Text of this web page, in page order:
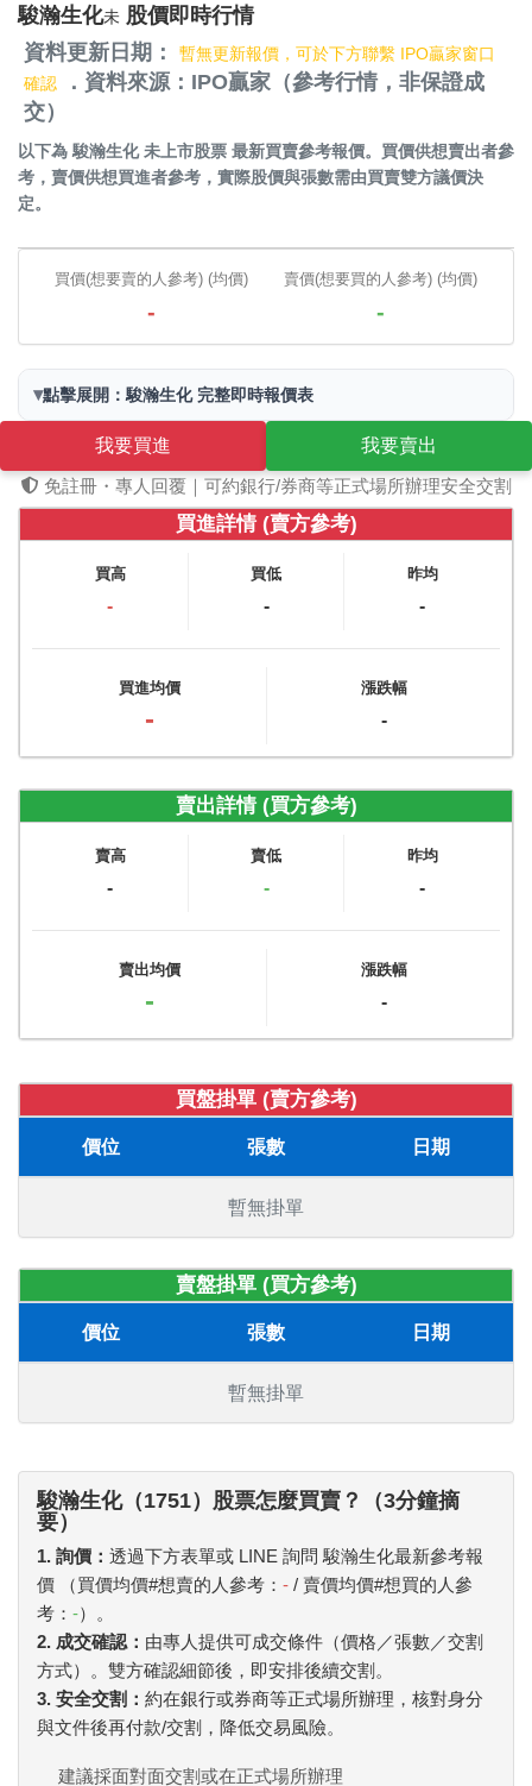
駿瀚生化未 股價即時行情
資料更新日期：
暫無更新報價，可於下方聯繫 IPO贏家窗口
確認
．資料來源：IPO贏家（參考行情，非保證成
交）
以下為 駿瀚生化 未上市股票 最新買賣參考報價。買價供想賣出者參
考，賣價供想買進者參考，實際股價與張數需由買賣雙方議價決
定。
買價(想要賣的人參考) (均價)
-
賣價(想要買的人參考) (均價)
-
▾點擊展開：駿瀚生化 完整即時報價表
我要買進
我要賣出
免註冊・專人回覆｜可約銀行/券商等正式場所辦理安全交割
買進詳情 (賣方參考)
買高
-
買低
-
昨均
-
買進均價
-
漲跌幅
-
賣出詳情 (買方參考)
賣高
-
賣低
-
昨均
-
賣出均價
-
漲跌幅
-
買盤掛單 (賣方參考)
價位 張數 日期
暫無掛單
賣盤掛單 (買方參考)
價位 張數 日期
暫無掛單
駿瀚生化（1751）股票怎麼買賣？（3分鐘摘
要）
1. 詢價： 透過下方表單或 LINE 詢問 駿瀚生化最新參考報
價 （買價均價#想賣的人參考： - / 賣價均價#想買的人參
考： -）。
2. 成交確認： 由專人提供可成交條件（價格／張數／交割
方式）。雙方確認細節後，即安排後續交割。
3. 安全交割： 約在銀行或券商等正式場所辦理，核對身分
與文件後再付款/交割，降低交易風險。
建議採面對面交割或在正式場所辦理